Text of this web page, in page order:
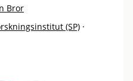
Bror
(SP) ·